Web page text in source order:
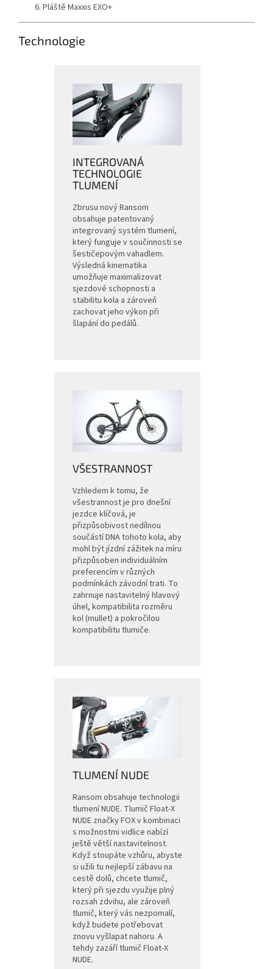
Pláště Maxxis EXO+
Technologie
INTEGROVANÁ
TECHNOLOGIE
TLUMENÍ
Zbrusu nový Ransom
obsahuje patentovaný
integrovaný systém tlumení,
který funguje v součinnosti se
šestičepovým vahadlem.
Výsledná kinematika
umožňuje maximalizovat
sjezdové schopnosti a
stabilitu kola a zároveň
zachovat jeho výkon při
šlapání do pedálů.
VŠESTRANNOST
Vzhledem k tomu, že
všestrannost je pro dnešní
jezdce klíčová, je
přizpůsobivost nedílnou
součástí DNA tohoto kola, aby
mohl být jízdní zážitek na míru
přizpůsoben individuálním
preferencím v různých
podmínkách závodní trati. To
zahrnuje nastavitelný hlavový
úhel, kompatibilita rozměru
kol (mullet) a pokročilou
kompatibilitu tlumiče.
TLUMENÍ NUDE
Ransom obsahuje technologii
tlumení NUDE. Tlumič Float-X
NUDE značky FOX v kombinaci
s možnostmi vidlice nabízí
ještě větší nastavitelnost.
Když stoupáte vzhůru, abyste
si užili tu nejlepší zábavu na
cestě dolů, chcete tlumič,
který při sjezdu využije plný
rozsah zdvihu, ale zároveň
tlumič, který vás nezpomalí,
když budete potřebovat
znovu vyšlapat nahoru. A
tehdy zazáří tlumič Float-X
NUDE.